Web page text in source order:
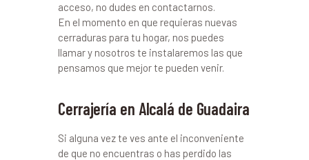
acceso, no dudes en contactarnos.
En el momento en que requieras nuevas
cerraduras para tu hogar, nos puedes
llamar y nosotros te instalaremos las que
pensamos que mejor te pueden venir.
Cerrajería en Alcalá de Guadaira
Si alguna vez te ves ante el inconveniente
de que no encuentras o has perdido las